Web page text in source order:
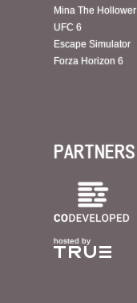
Mina The Hollower
UFC 6
Escape Simulator
Forza Horizon 6
PARTNERS
hosted by